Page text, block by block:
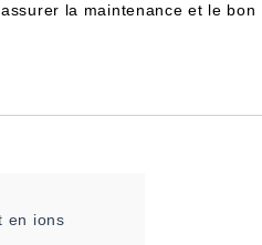
la maintenance et le bon
en ions